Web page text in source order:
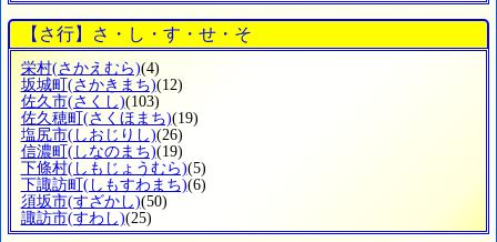
【さ行】さ・し・す・せ・そ
栄村(さかえむら)(4)
坂城町 (さかきまち)(12)
佐久市(さくし)(103)
佐久穂町 (さくほまち)(19)
塩尻市(しおじりし)(26)
信濃町 (しなのまち)(19)
下條村(しもじょうむら)(5)
下諏訪町 (しもすわまち)(6)
須坂市(すざかし)(50)
諏訪市(すわし)(25)